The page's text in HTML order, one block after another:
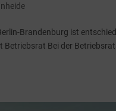
Brandenburg ist
Betriebsrat Bei der